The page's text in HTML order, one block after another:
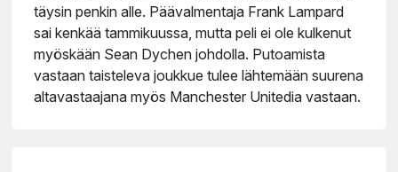
täysin penkin alle. Päävalmentaja Frank Lampard
sai kenkää tammikuussa, mutta peli ei ole kulkenut
myöskään Sean Dychen johdolla. Putoamista
vastaan taisteleva joukkue tulee lähtemään suurena
altavastaajana myös Manchester Unitedia vastaan.